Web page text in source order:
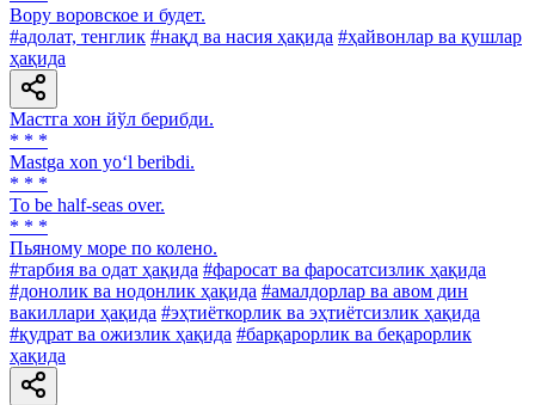
Вору воровское и будет.
#адолат, тенглик #нақд ва насия ҳақида #ҳайвонлар ва қушлар
ҳақида
Мастга хон йўл берибди.
* * *
Mastga xon yo‘l beribdi.
* * *
To be half-seas over.
* * *
Пьяному море по колено.
#тарбия ва одат ҳақида #фаросат ва фаросатсизлик ҳақида
#донолик ва нодонлик ҳақида #амалдорлар ва авом дин
вакиллари ҳақида #эҳтиёткорлик ва эҳтиётсизлик ҳақида
#қудрат ва ожизлик ҳақида #барқарорлик ва беқарорлик
ҳақида